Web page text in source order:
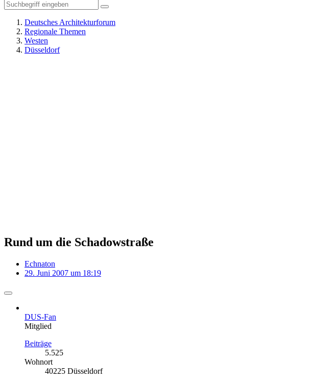
Deutsches Architekturforum
Regionale Themen
Westen
Düsseldorf
Rund um die Schadowstraße
Echnaton
29. Juni 2007 um 18:19
DUS-Fan
Mitglied
Beiträge
5.525
Wohnort
40225 Düsseldorf